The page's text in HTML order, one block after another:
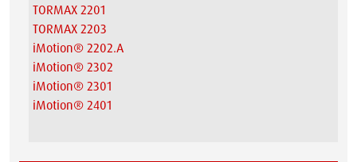
TORMAX 2201
TORMAX 2203
iMotion® 2202.A
iMotion® 2302
iMotion® 2301
iMotion® 2401